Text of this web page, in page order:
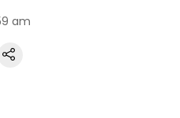
am